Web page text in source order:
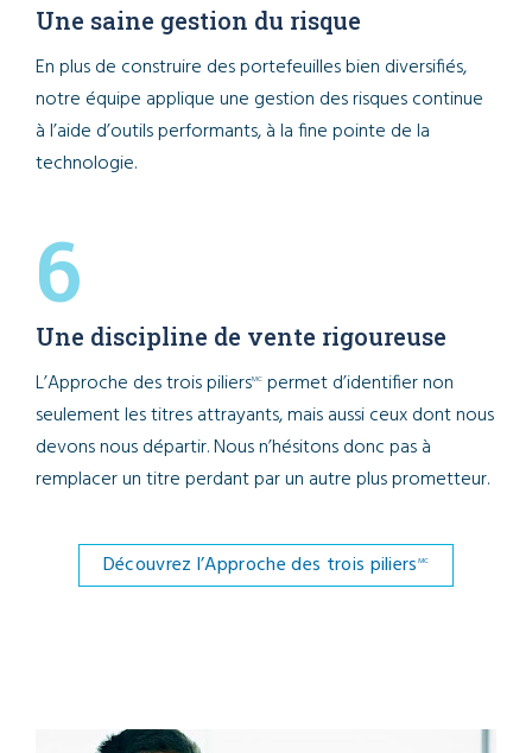
Une saine gestion du risque
En plus de construire des portefeuilles bien diversifiés,
notre équipe applique une gestion des risques continue
à l’aide d’outils performants, à la fine pointe de la
technologie.
6
Une discipline de vente rigoureuse
L’Approche des trois piliersMC permet d’identifier non
seulement les titres attrayants, mais aussi ceux dont nous
devons nous départir. Nous n’hésitons donc pas à
remplacer un titre perdant par un autre plus prometteur.
Découvrez l’Approche des trois piliers MC